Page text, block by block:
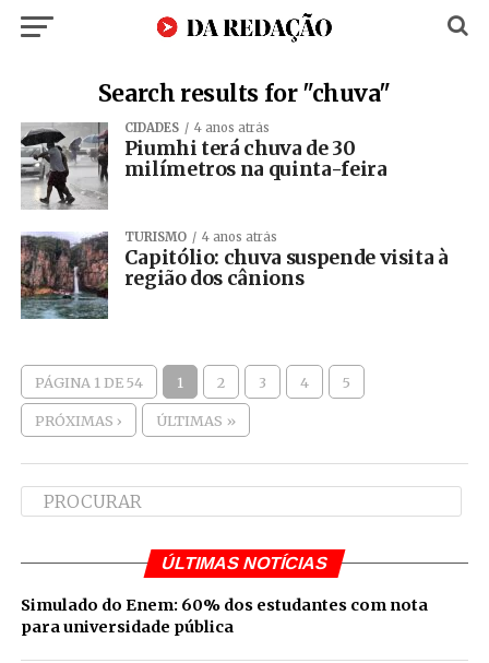
Search results for "chuva"
CIDADES 4 anos atrás
Piumhi terá chuva de 30
milímetros na quinta-feira
TURISMO 4 anos atrás
Capitólio: chuva suspende visita à
região dos cânions
PÁGINA 1 DE 54 1 2 3 4 5
PRÓXIMAS › ÚLTIMAS »
ÚLTIMAS NOTÍCIAS
Simulado do Enem: 60% dos estudantes com nota
para universidade pública